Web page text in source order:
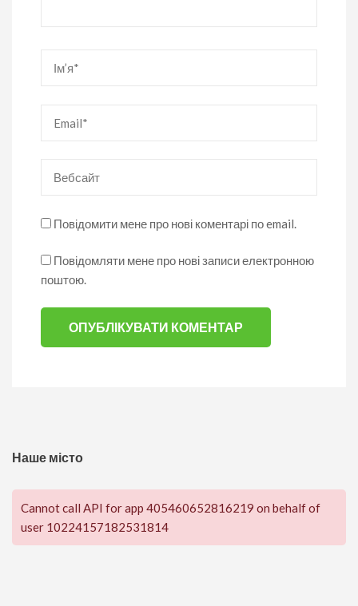
Повідомити мене про нові коментарі по email.
Повідомляти мене про нові записи електронною
поштою.
Наше місто
Cannot call API for app 405460652816219 on behalf of
user 10224157182531814